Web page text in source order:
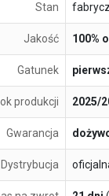
Stan
Jakość 100%
Gatunek
produkcji 2025/
Gwarancja
Dystrybucja